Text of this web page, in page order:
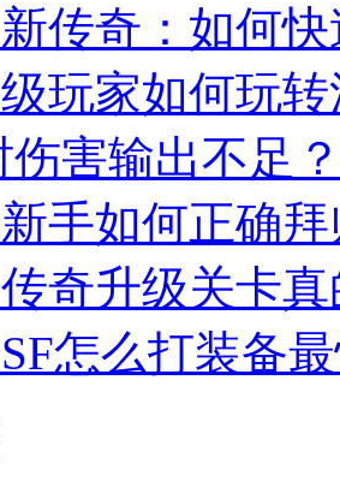
传奇：如何
玩家如何玩
伤害输出不足
手如何正确
奇升级关卡
怎么打装备